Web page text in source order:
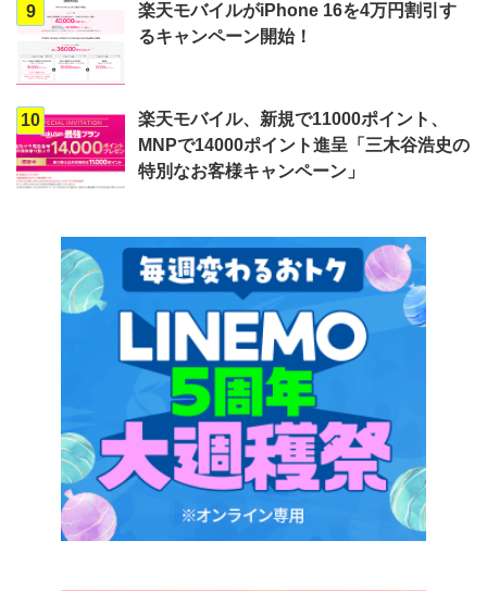
9
楽天モバイルがiPhone 16を4万円割引す
るキャンペーン開始！
10
楽天モバイル、新規で11000ポイント、
MNPで14000ポイント進呈「三木谷浩史の
特別なお客様キャンペーン」